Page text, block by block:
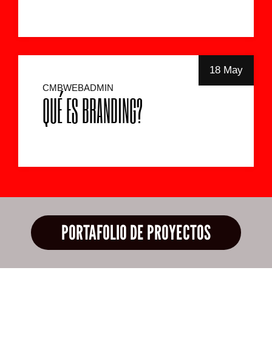
18 May
CMBWEBADMIN
QUÉ ES BRANDING?
PORTAFOLIO DE PROYECTOS